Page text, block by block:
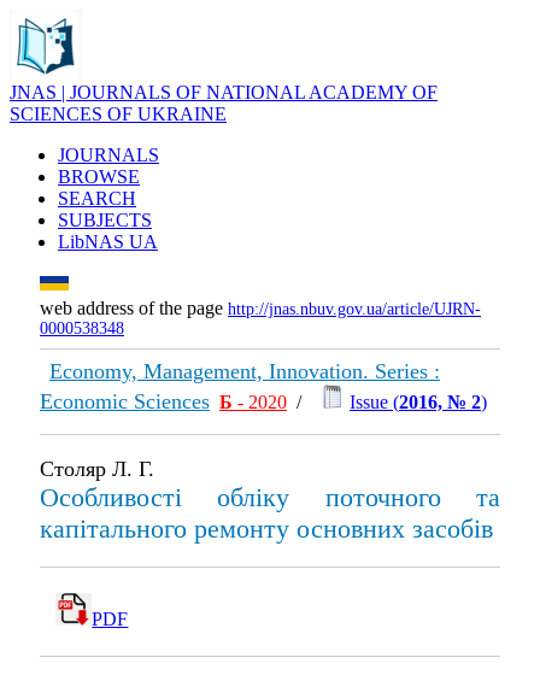
JNAS | JOURNALS OF NATIONAL ACADEMY OF
SCIENCES OF UKRAINE
JOURNALS
BROWSE
SEARCH
SUBJECTS
LibNAS UA
web address of the page http://jnas.nbuv.gov.ua/article/UJRN-
0000538348
Economy, Management, Innovation. Series :
Economic Sciences Б - 2020 / Issue (2016, № 2)
Столяр Л. Г.
Особливості обліку поточного та
капітального ремонту основних засобів
PDF